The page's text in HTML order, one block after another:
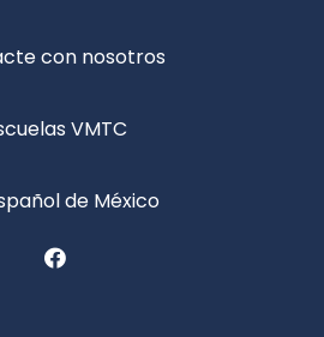
con nosotros
VMTC
de México